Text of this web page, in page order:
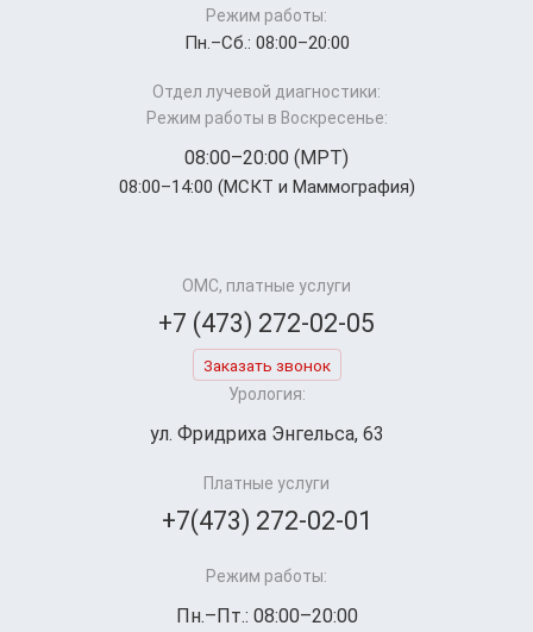
Режим работы:
Пн.–Cб.: 08:00–20:00
Отдел лучевой диагностики:
Режим работы в Воскресенье:
08:00–20:00 (МРТ)
08:00–14:00 (МСКТ и Маммография)
ОМС, платные услуги
+7 (473) 272-02-05
Заказать звонок
Урология:
ул. Фридриха Энгельса, 63
Платные услуги
+7(473) 272-02-01
Режим работы:
Пн.–Пт.: 08:00–20:00